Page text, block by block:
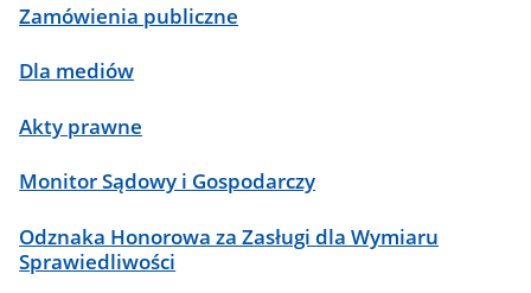
Zamówienia publiczne
Dla mediów
Akty prawne
Monitor Sądowy i Gospodarczy
Odznaka Honorowa za Zasługi dla Wymiaru
Sprawiedliwości